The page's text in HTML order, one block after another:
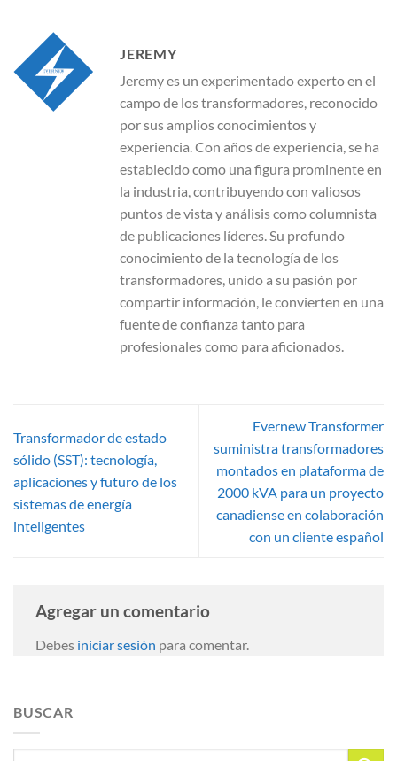
JEREMY
Jeremy es un experimentado experto en el
campo de los transformadores, reconocido
por sus amplios conocimientos y
experiencia. Con años de experiencia, se ha
establecido como una figura prominente en
la industria, contribuyendo con valiosos
puntos de vista y análisis como columnista
de publicaciones líderes. Su profundo
conocimiento de la tecnología de los
transformadores, unido a su pasión por
compartir información, le convierten en una
fuente de confianza tanto para
profesionales como para aficionados.
Transformador de estado
sólido (SST): tecnología,
aplicaciones y futuro de los
sistemas de energía
inteligentes
Evernew Transformer
suministra transformadores
montados en plataforma de
2000 kVA para un proyecto
canadiense en colaboración
con un cliente español
Agregar un comentario
Debes iniciar sesión para comentar.
BUSCAR